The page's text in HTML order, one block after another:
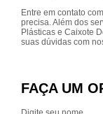
Entre em contato
precisa. Além dos
Plásticas e Caixote
suas dúvidas com
FAÇA UM